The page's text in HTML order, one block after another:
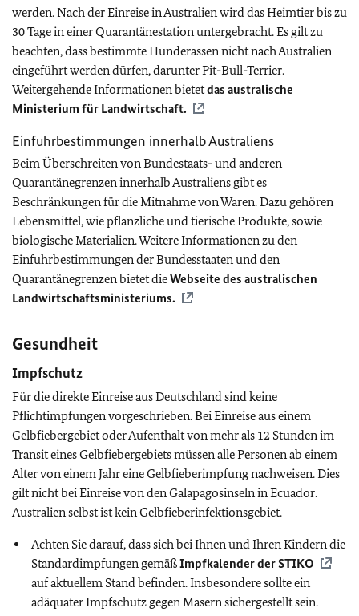
werden. Nach der Einreise in Australien wird das Heimtier bis zu
30 Tage in einer Quarantänestation untergebracht. Es gilt zu
beachten, dass bestimmte Hunderassen nicht nach Australien
eingeführt werden dürfen, darunter Pit-Bull-Terrier.
Weitergehende Informationen bietetdas australische
Ministerium für Landwirtschaft.
Einfuhrbestimmungen innerhalb Australiens
Beim Überschreiten von Bundestaats- und anderen
Quarantänegrenzen innerhalb Australiens gibt es
Beschränkungen für die Mitnahme von Waren. Dazu gehören
Lebensmittel, wie pflanzliche und tierische Produkte, sowie
biologische Materialien. Weitere Informationen zu den
Einfuhrbestimmungen der Bundesstaaten und den
Quarantänegrenzen bietet dieWebseite des australischen
Landwirtschaftsministeriums.
Gesundheit
Impfschutz
Für die direkte Einreise aus Deutschland sind keine
Pflichtimpfungen vorgeschrieben. Bei Einreise aus einem
Gelbfiebergebiet oder Aufenthalt von mehr als 12 Stunden im
Transit eines Gelbfiebergebiets müssen alle Personen ab einem
Alter von einem Jahr eine Gelbfieberimpfung nachweisen. Dies
gilt nicht bei Einreise von den Galapagosinseln in Ecuador.
Australien selbst ist kein Gelbfieberinfektionsgebiet.
Achten Sie darauf, dass sich bei Ihnen und Ihren Kindern die
Standardimpfungen gemäßImpfkalender derSTIKO
auf aktuellem Stand befinden. Insbesondere sollte ein
adäquater Impfschutz gegen Masern sichergestellt sein.